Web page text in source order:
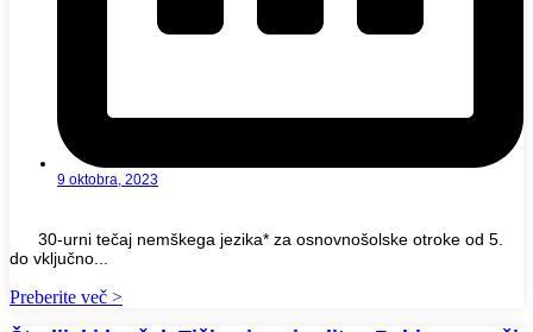
9 oktobra, 2023
30-urni tečaj nemškega jezika* za osnovnošolske otroke od 5.
do vključno...
Preberite več >